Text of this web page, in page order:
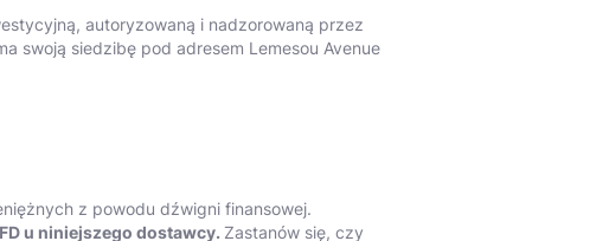
autoryzowaną i nadzorowaną przez
swoją siedzibę pod adresem Lemesou Avenue
z powodu dźwigni finansowej.
u niniejszego dostawcy. Zastanów się, czy